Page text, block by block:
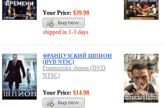
Your Price: $39.98
shipped in 1-3 days
ФРАНЦУЗСКИЙ ШПИОН
(DVD NTSC)
Frantsuzskii shpion (DVD
NTSC)
Your Price: $14.98